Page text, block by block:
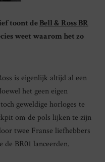
toont deBell & Ross BR
weet waarom het zo
is eigenlijk altijd al een
het geen eigen
geweldige horloges te
om de pols lijken te zijn
twee Franse liefhebbers
de BR01 lanceerden.